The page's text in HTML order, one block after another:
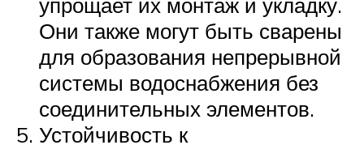
Они также могут быть сварены
для образования непрерывной
системы водоснабжения без
соединительных элементов.
Устойчивость к